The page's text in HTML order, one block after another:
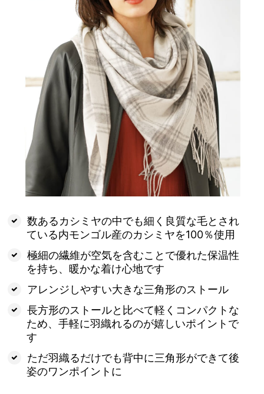
数あるカシミヤの中でも細く良質な毛とされ
ている内モンゴル産のカシミヤを100％使用
極細の繊維が空気を含むことで優れた保温性
を持ち、暖かな着け心地です
アレンジしやすい大きな三角形のストール
長方形のストールと比べて軽くコンパクトな
ため、手軽に羽織れるのが嬉しいポイントで
す
ただ羽織るだけでも背中に三角形ができて後
姿のワンポイントに